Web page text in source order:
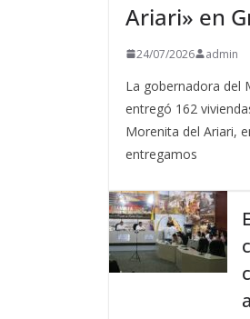
Ariari» en
24/07/2026 admin
La gobernadora del
entregó 162
Morenita del Ariari,
entregamos